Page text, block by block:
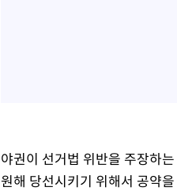
야권이 선거법 위반을 주장하
원해 당선시키기 위해서 공약